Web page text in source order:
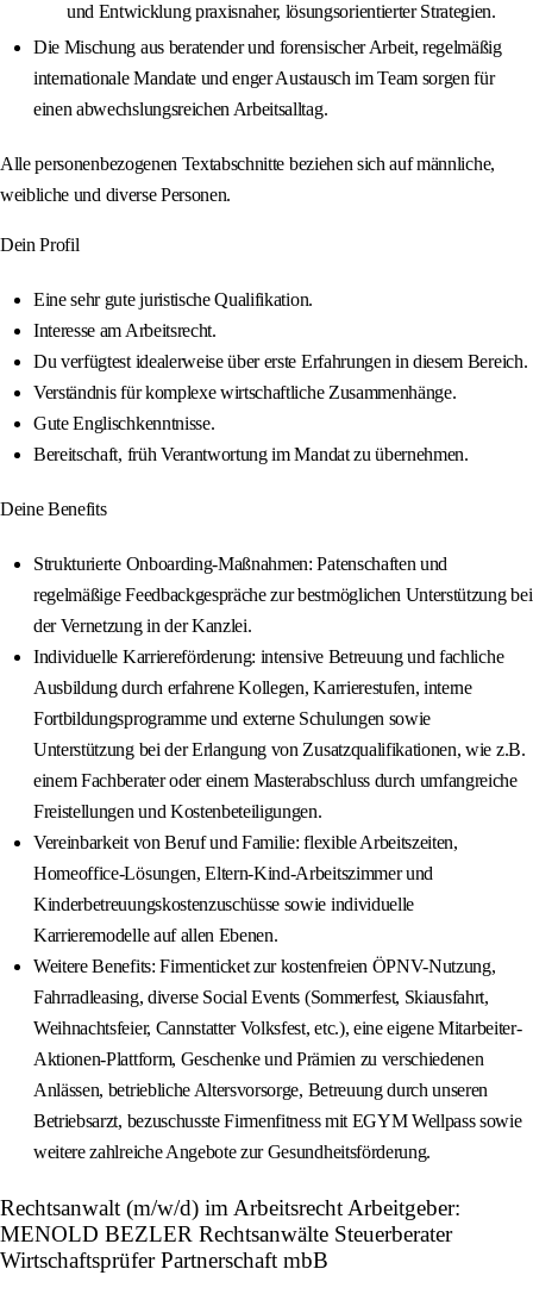
und Entwicklung praxisnaher, lösungsorientierter Strategien.
Die Mischung aus beratender und forensischer Arbeit, regelmäßig
internationale Mandate und enger Austausch im Team sorgen für
einen abwechslungsreichen Arbeitsalltag.
Alle personenbezogenen Textabschnitte beziehen sich auf männliche,
weibliche und diverse Personen.
Dein Profil
Eine sehr gute juristische Qualifikation.
Interesse am Arbeitsrecht.
Du verfügtest idealerweise über erste Erfahrungen in diesem Bereich.
Verständnis für komplexe wirtschaftliche Zusammenhänge.
Gute Englischkenntnisse.
Bereitschaft, früh Verantwortung im Mandat zu übernehmen.
Deine Benefits
Strukturierte Onboarding-Maßnahmen: Patenschaften und
regelmäßige Feedbackgespräche zur bestmöglichen Unterstützung bei
der Vernetzung in der Kanzlei.
Individuelle Karriereförderung: intensive Betreuung und fachliche
Ausbildung durch erfahrene Kollegen, Karrierestufen, interne
Fortbildungsprogramme und externe Schulungen sowie
Unterstützung bei der Erlangung von Zusatzqualifikationen, wie z.B.
einem Fachberater oder einem Masterabschluss durch umfangreiche
Freistellungen und Kostenbeteiligungen.
Vereinbarkeit von Beruf und Familie: flexible Arbeitszeiten,
Homeoffice-Lösungen, Eltern-Kind-Arbeitszimmer und
Kinderbetreuungskostenzuschüsse sowie individuelle
Karrieremodelle auf allen Ebenen.
Weitere Benefits: Firmenticket zur kostenfreien ÖPNV-Nutzung,
Fahrradleasing, diverse Social Events (Sommerfest, Skiausfahrt,
Weihnachtsfeier, Cannstatter Volksfest, etc.), eine eigene Mitarbeiter-
Aktionen-Plattform, Geschenke und Prämien zu verschiedenen
Anlässen, betriebliche Altersvorsorge, Betreuung durch unseren
Betriebsarzt, bezuschusste Firmenfitness mit EGYM Wellpass sowie
weitere zahlreiche Angebote zur Gesundheitsförderung.
Rechtsanwalt (m/w/d) im Arbeitsrecht Arbeitgeber:
MENOLD BEZLER Rechtsanwälte Steuerberater
Wirtschaftsprüfer Partnerschaft mbB